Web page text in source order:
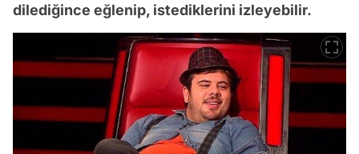
dilediğince eğlenip, istediklerini izleyebilir.